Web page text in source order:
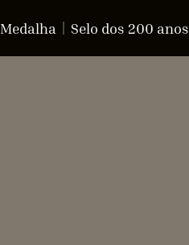
Medalha Selo dos 200 anos